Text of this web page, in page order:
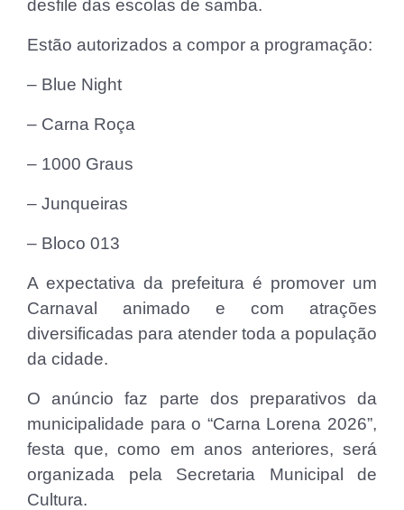
desfile das escolas de samba.
Estão autorizados a compor a programação:
– Blue Night
– Carna Roça
– 1000 Graus
– Junqueiras
– Bloco 013
A expectativa da prefeitura é promover um
Carnaval animado e com atrações
diversificadas para atender toda a população
da cidade.
O anúncio faz parte dos preparativos da
municipalidade para o “Carna Lorena 2026”,
festa que, como em anos anteriores, será
organizada pela Secretaria Municipal de
Cultura.